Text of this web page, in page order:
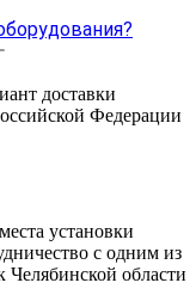
доставки
Федерации
установки
с одним из
Челябинской области